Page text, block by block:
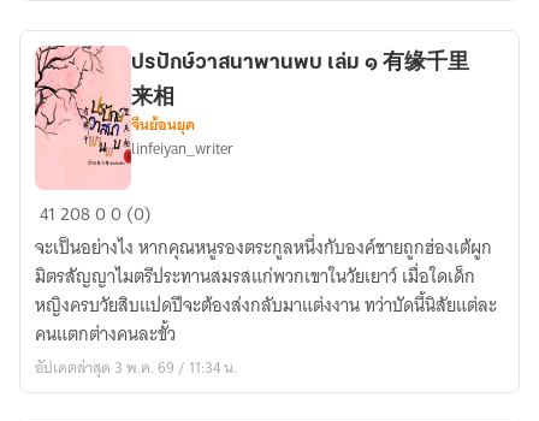
ปรปักษ์
วาสนา
พาน
พบ
เล่ม
๑
有
ปรปักษ์วาสนาพานพบ เล่ม ๑ 有缘千里
来相
จีนย้อนยุค
linfeiyan_writer
4120800 (0)
จะเป็นอย่างไง หากคุณหนูรองตระกูลหนึ่งกับองค์ชายถูกฮ่องเต้ผูก
มิตรสัญญาไมตรีประทานสมรสแก่พวกเขาในวัยเยาว์ เมื่อใดเด็ก
หญิงครบวัยสิบแปดปีจะต้องส่งกลับมาแต่งงาน ทว่าบัดนี้นิสัยแต่ละ
คนแตกต่างคนละขั้ว
อัปเดตล่าสุด 3 พ.ค. 69 / 11:34 น.